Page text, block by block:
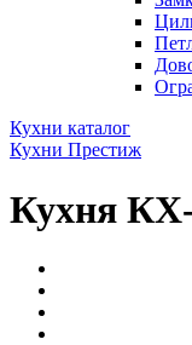
Кухни каталог
Кухни Престиж
Кухня